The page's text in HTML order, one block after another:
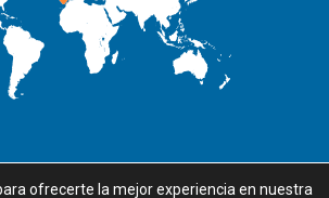
ofrecerte la mejor experiencia en nuestra